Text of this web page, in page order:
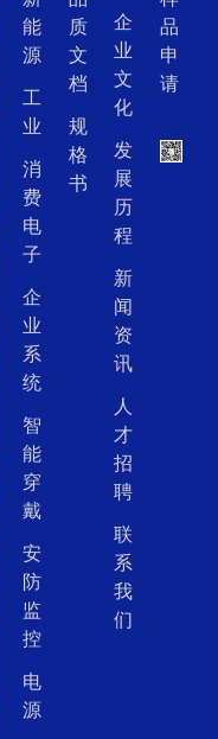
能
源
工
业
消
费
电
子
企
业
系
统
智
能
穿
戴
安
防
监
控
电
源
质
文
档
规
格
书
企
业
文
化
发
展
历
程
新
闻
资
讯
人
才
招
聘
联
系
我
们
品
申
请